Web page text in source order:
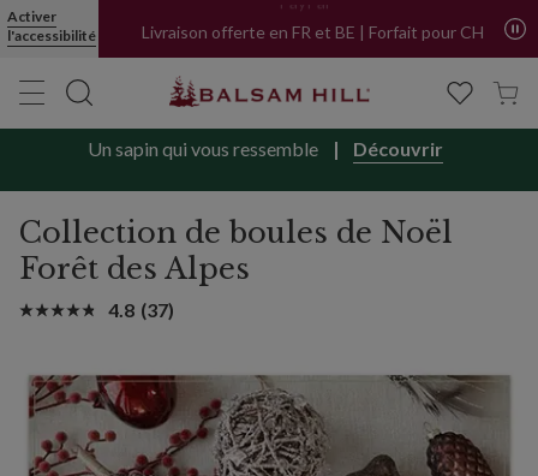
Activer
l'accessibilité
Achetez maintenant, payez plus tard avec
PayPal
Livraison offerte en FR et BE | Forfait pour CH
Un sapin qui vous ressemble Découvrir
Collection de boules de Noël
Forêt des Alpes
4.8 (37)
Collection de boules de Noël Forêt des Alpes | Balsam Hill